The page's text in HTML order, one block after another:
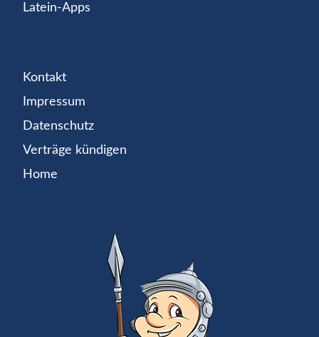
Latein-Apps
Kontakt
Impressum
Datenschutz
Verträge kündigen
Home